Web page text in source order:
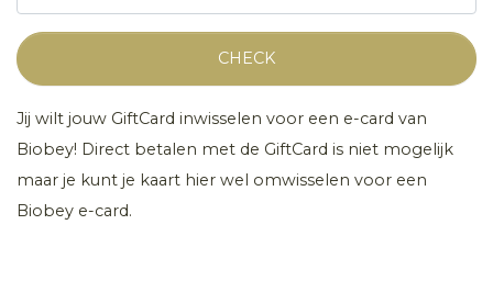
CHECK
Jij wilt jouw GiftCard inwisselen voor een e-card van
Biobey! Direct betalen met de GiftCard is niet mogelijk
maar je kunt je kaart hier wel omwisselen voor een
Biobey e-card.